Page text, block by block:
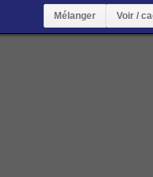
Mélanger Voir /